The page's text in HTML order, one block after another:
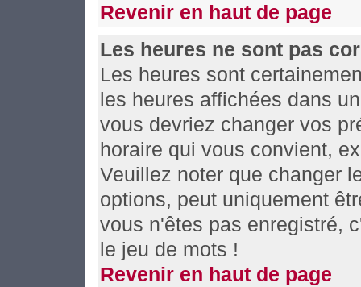
Revenir en haut de page
Les heures ne sont pas
Les heures sont
les heures affichées dans
vous devriez changer vos
horaire qui vous convient,
Veuillez noter que changer
options, peut uniquement
vous n'êtes pas enregistré,
le jeu de mots !
Revenir en haut de page